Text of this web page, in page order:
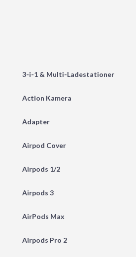
3-i-1 & Multi-Ladestationer
Action Kamera
Adapter
Airpod Cover
Airpods 1/2
Airpods 3
AirPods Max
Airpods Pro 2